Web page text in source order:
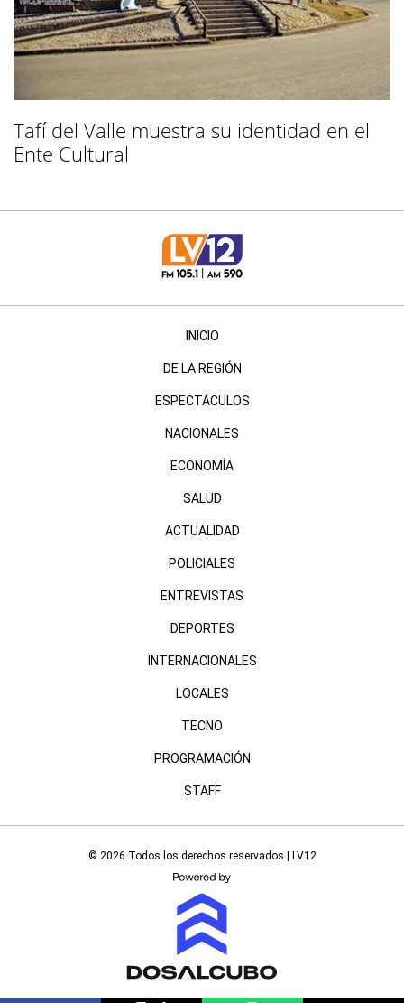
Tafí del Valle muestra su identidad en el
Ente Cultural
INICIO
DE LA REGIÓN
ESPECTÁCULOS
NACIONALES
ECONOMÍA
SALUD
ACTUALIDAD
POLICIALES
ENTREVISTAS
DEPORTES
INTERNACIONALES
LOCALES
TECNO
PROGRAMACIÓN
STAFF
© 2026 Todos los derechos reservados | LV12